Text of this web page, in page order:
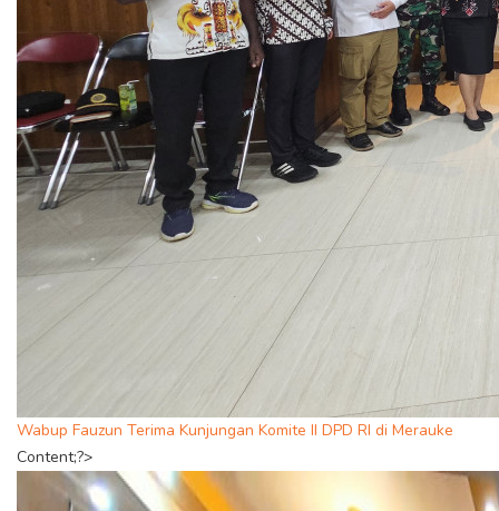
Wabup Fauzun Terima Kunjungan Komite II DPD RI di Merauke
Content;?>